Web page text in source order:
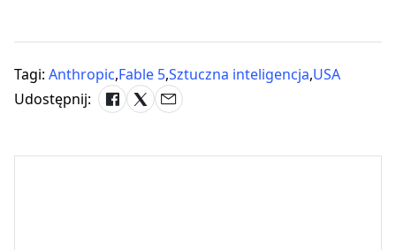
Tagi: Anthropic,Fable 5,Sztuczna inteligencja,USA
Udostępnij: